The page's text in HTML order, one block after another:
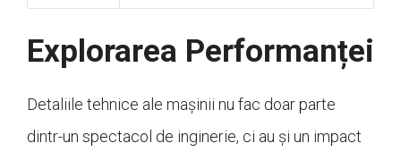
Explorarea Performanței
Detaliile tehnice ale mașinii nu fac doar parte
dintr-un spectacol de inginerie, ci au și un impact